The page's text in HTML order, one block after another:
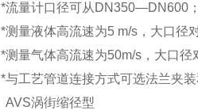
*流量计口径可从DN350—DN600；
*测量液体高流速为5 m/s，大口径
*测量气体高流速为50m/s，大口
*与工艺管道连接方式可选法兰夹装
AVS涡街缩径型